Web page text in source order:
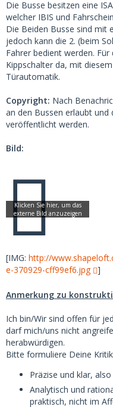
Die Busse besitzen eine
welcher IBIS und
Die Beiden Busse sind mit
jedoch kann die 2. (beim
Fahrer bedient werden.
Kippschalter da, mit
Türautomatik.
Copyright: Nach
an den Bussen erlaubt
veröffentlicht werden.
Bild:
[IMG: http://
e-370929-cff99ef6.jpg
]
Anmerkung zu
Ich bin/Wir sind offen für
darf mich/uns nicht
herabwürdigen.
Bitte formuliere Deine
Präzise und klar,
Analytisch und
praktisch, nicht im